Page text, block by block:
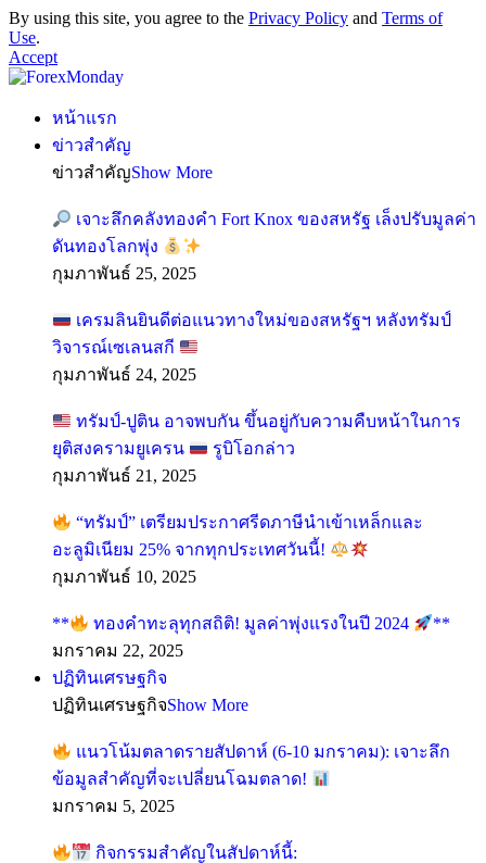
By using this site, you agree to the Privacy Policy and Terms of
Use.
Accept
หน้าแรก
ข่าวสำคัญ
ข่าวสำคัญShow More
เจาะลึกคลังทองคำ Fort Knox ของสหรัฐ เล็งปรับมูลค่า
ดันทองโลกพุ่ง
กุมภาพันธ์ 25, 2025
เครมลินยินดีต่อแนวทางใหม่ของสหรัฐฯ หลังทรัมป์
วิจารณ์เซเลนสกี
กุมภาพันธ์ 24, 2025
ทรัมป์-ปูติน อาจพบกัน ขึ้นอยู่กับความคืบหน้าในการ
ยุติสงครามยูเครน
รูบิโอกล่าว
กุมภาพันธ์ 21, 2025
“ทรัมป์” เตรียมประกาศรีดภาษีนำเข้าเหล็กและ
อะลูมิเนียม 25% จากทุกประเทศวันนี้!
กุมภาพันธ์ 10, 2025
** ทองคำทะลุทุกสถิติ! มูลค่าพุ่งแรงในปี 2024
**
มกราคม 22, 2025
ปฏิทินเศรษฐกิจ
ปฏิทินเศรษฐกิจShow More
แนวโน้มตลาดรายสัปดาห์ (6-10 มกราคม): เจาะลึก
ข้อมูลสำคัญที่จะเปลี่ยนโฉมตลาด!
มกราคม 5, 2025
กิจกรรมสำคัญในสัปดาห์นี้: